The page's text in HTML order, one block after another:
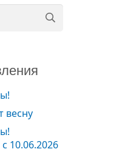
весну
10.06.2026